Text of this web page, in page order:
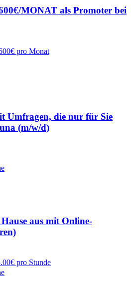
MONAT als Promoter bei
pro Monat
Umfragen, die nur für Sie
(m/w/d)
aus mit Online-
pro Stunde